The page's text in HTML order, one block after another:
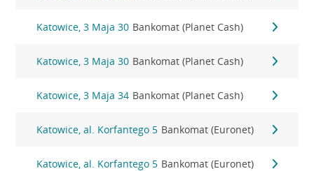
Katowice, 3 Maja 30 Bankomat (Planet Cash)
Katowice, 3 Maja 30 Bankomat (Planet Cash)
Katowice, 3 Maja 34 Bankomat (Planet Cash)
Katowice, al. Korfantego 5 Bankomat (Euronet)
Katowice, al. Korfantego 5 Bankomat (Euronet)